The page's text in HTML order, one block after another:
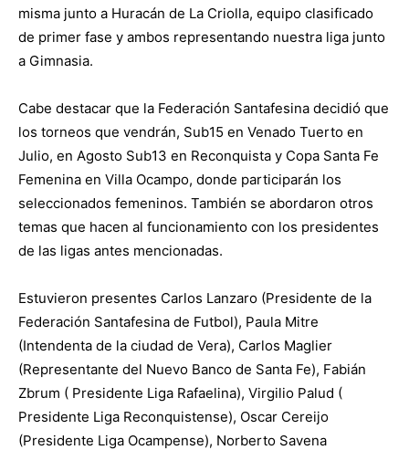
misma junto a Huracán de La Criolla, equipo clasificado
de primer fase y ambos representando nuestra liga junto
a Gimnasia.
Cabe destacar que la Federación Santafesina decidió que
los torneos que vendrán, Sub15 en Venado Tuerto en
Julio, en Agosto Sub13 en Reconquista y Copa Santa Fe
Femenina en Villa Ocampo, donde participarán los
seleccionados femeninos. También se abordaron otros
temas que hacen al funcionamiento con los presidentes
de las ligas antes mencionadas.
Estuvieron presentes Carlos Lanzaro (Presidente de la
Federación Santafesina de Futbol), Paula Mitre
(Intendenta de la ciudad de Vera), Carlos Maglier
(Representante del Nuevo Banco de Santa Fe), Fabián
Zbrum ( Presidente Liga Rafaelina), Virgilio Palud (
Presidente Liga Reconquistense), Oscar Cereijo
(Presidente Liga Ocampense), Norberto Savena